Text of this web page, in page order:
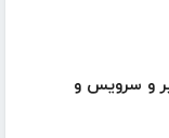
و سرویس و